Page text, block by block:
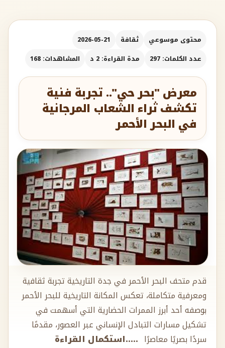
محتوى موسوعي ثقافة
2026-05-21
عدد الكلمات: 297
مدة القراءة: 2 د المشاهدات: 168
معرض "بحر حي".. تجربة فنية
تكشف ثراء الشعاب المرجانية
في البحر الأحمر
قدم متحف البحر الأحمر في جدة التاريخية تجربة ثقافية
ومعرفية متكاملة، تعكس المكانة التاريخية للبحر الأحمر
بوصفه أحد أبرز الممرات الحضارية التي أسهمت في
تشكيل مسارات التبادل الإنساني عبر العصور، مقدمًا
سردًا بصريًا معاصرًا .....استكمال القراءة